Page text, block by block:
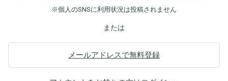
※個人のSNSに利用状況は投稿されません
または
メールアドレスで無料登録